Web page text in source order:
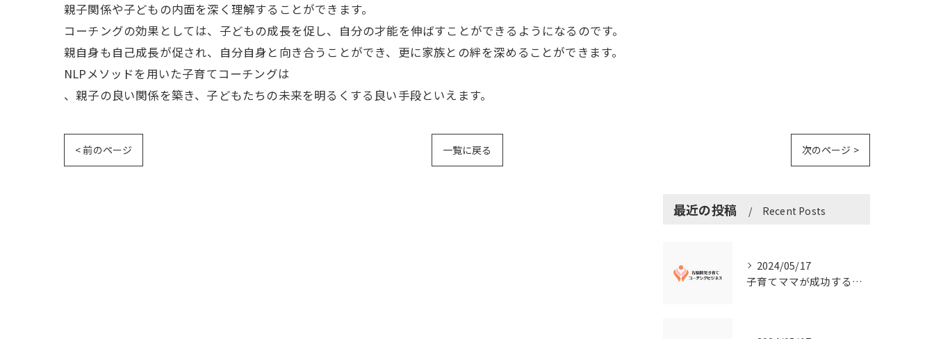
親子関係や子どもの内面を深く理解することができます。
コーチングの効果としては、子どもの成長を促し、自分の才能を伸ばすことができるようになるのです。
親自身も自己成長が促され、自分自身と向き合うことができ、更に家族との絆を深めることができます。
NLPメソッドを用いた子育てコーチングは
、親子の良い関係を築き、子どもたちの未来を明るくする良い手段といえます。
< 前のページ 一覧に戻る 次のページ >
最近の投稿 Recent Posts
2024/05/17
子育てママが成功する右脳開発子育てコーチングビジネスの秘訣